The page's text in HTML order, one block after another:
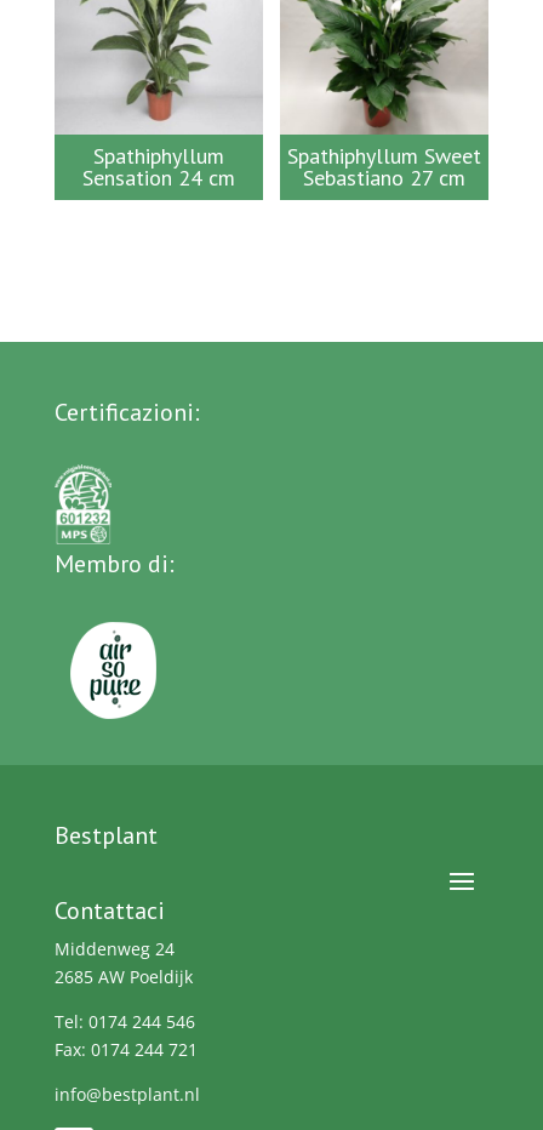
Spathiphyllum
Sensation 24 cm
Spathiphyllum Sweet
Sebastiano 27 cm
Certificazioni:
Membro di:
Bestplant
Contattaci
Middenweg 24
2685 AW Poeldijk
Tel: 0174 244 546
Fax: 0174 244 721
info@bestplant.nl